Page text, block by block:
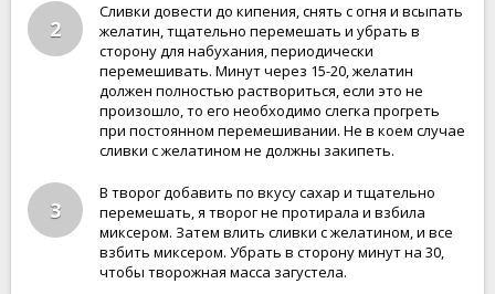
2
Сливки довести до кипения, снять с огня и всыпать
желатин, тщательно перемешать и убрать в
сторону для набухания, периодически
перемешивать. Минут через 15-20, желатин
должен полностью раствориться, если это не
произошло, то его необходимо слегка прогреть
при постоянном перемешивании. Не в коем случае
сливки с желатином не должны закипеть.
3
В творог добавить по вкусу сахар и тщательно
перемешать, я творог не протирала и взбила
миксером. Затем влить сливки с желатином, и все
взбить миксером. Убрать в сторону минут на 30,
чтобы творожная масса загустела.